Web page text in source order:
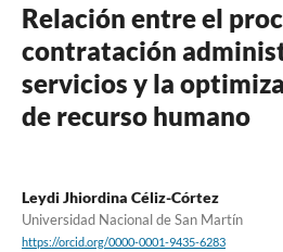
Relación entre el
contratación
servicios y la
de recurso humano
Leydi Jhiordina Céliz-Córtez
Universidad Nacional de San Martín
https://orcid.org/0000-0001-9435-6283